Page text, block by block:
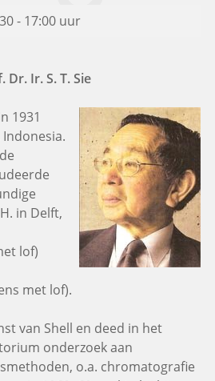
- 17:00 uur
Ir. S. T. Sie
1931
in Delft,
lof)
met lof).
van Shell en deed in het
onderzoek aan
o.a. chromatografie